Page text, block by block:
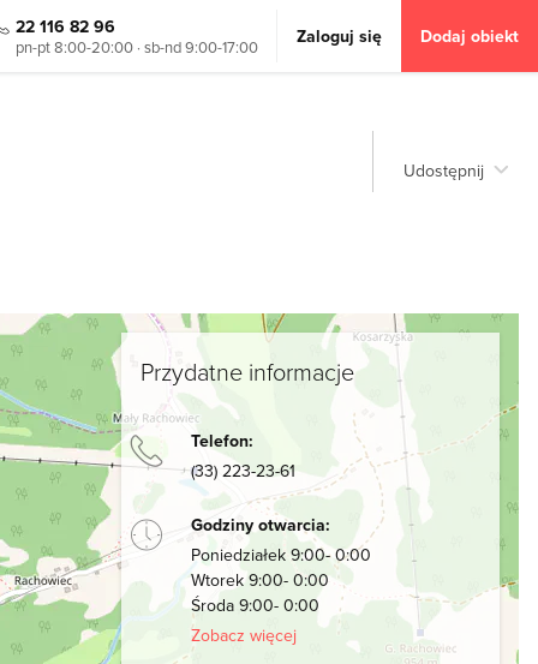
22 116 82 96
pn-pt 8:00-20:00 · sb-nd 9:00-17:00 Zaloguj się Dodaj obiekt
Udostępnij
Przydatne informacje
Telefon:
(33) 223-23-61
Godziny otwarcia:
Poniedziałek 9:00- 0:00
Wtorek 9:00- 0:00
Środa 9:00- 0:00
Zobacz więcej